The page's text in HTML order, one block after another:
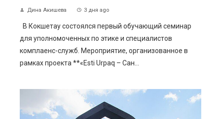
Дина Акишева 3 дня ago
В Кокшетау состоялся первый обучающий семинар
для уполномоченных по этике и специалистов
комплаенс-служб. Мероприятие, организованное в
рамках проекта **«Esti Urpaq – Сан...